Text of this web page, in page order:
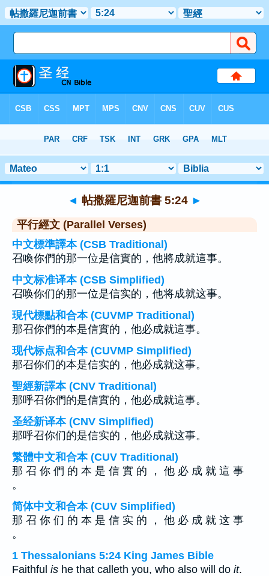
> 章 5> 聖經金句 24
◄ 帖撒羅尼迦前書 5:24 ►
平行經文 (Parallel Verses)
中文標準譯本 (CSB Traditional)
召喚你們的那一位是信實的，他將成就這事。
中文标准译本 (CSB Simplified)
召唤你们的那一位是信实的，他将成就这事。
現代標點和合本 (CUVMP Traditional)
那召你們的本是信實的，他必成就這事。
现代标点和合本 (CUVMP Simplified)
那召你们的本是信实的，他必成就这事。
聖經新譯本 (CNV Traditional)
那呼召你們的是信實的，他必成就這事。
圣经新译本 (CNV Simplified)
那呼召你们的是信实的，他必成就这事。
繁體中文和合本 (CUV Traditional)
那 召 你 們 的 本 是 信 實 的 ， 他 必 成 就 這 事
。
简体中文和合本 (CUV Simplified)
那 召 你 们 的 本 是 信 实 的 ， 他 必 成 就 这 事
。
1 Thessalonians 5:24 King James Bible
Faithful is he that calleth you, who also will do it.